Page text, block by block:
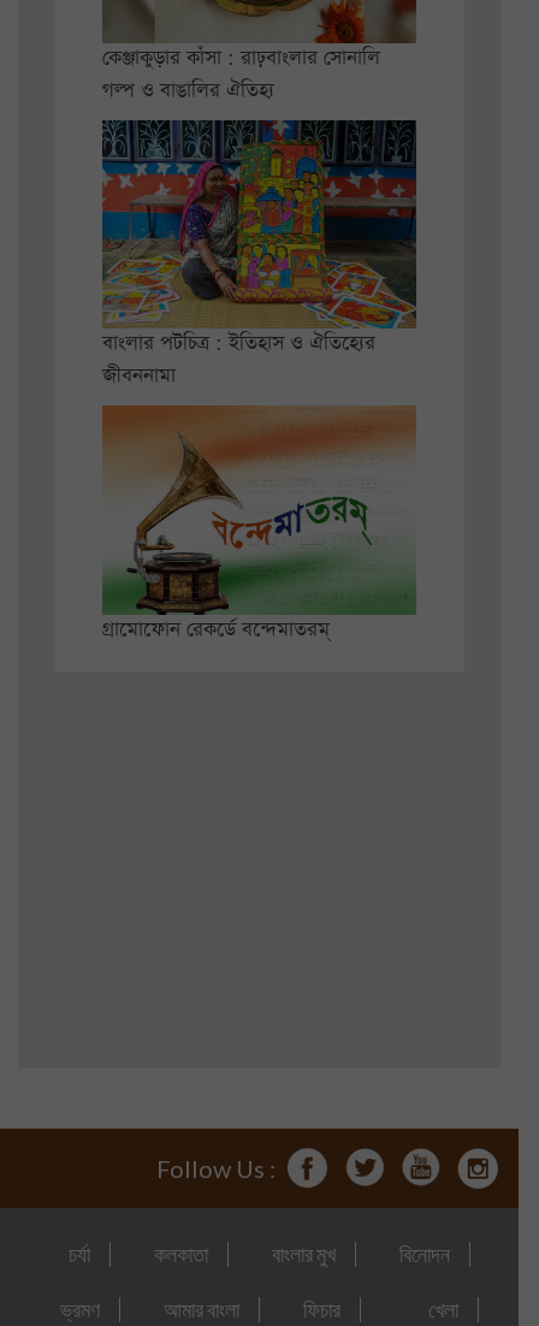
কেঞ্জাকুড়ার কাঁসা : রাঢ়বাংলার সোনালি
গল্প ও বাঙালির ঐতিহ্য
বাংলার পটচিত্র : ইতিহাস ও ঐতিহ্যের
জীবননামা
গ্রামোফোন রেকর্ডে বন্দেমাতরম্
Follow Us :
চর্যা কলকাতা বাংলার মুখ বিনোদন
ভ্রমণ আমার বাংলা ফিচার খেলা